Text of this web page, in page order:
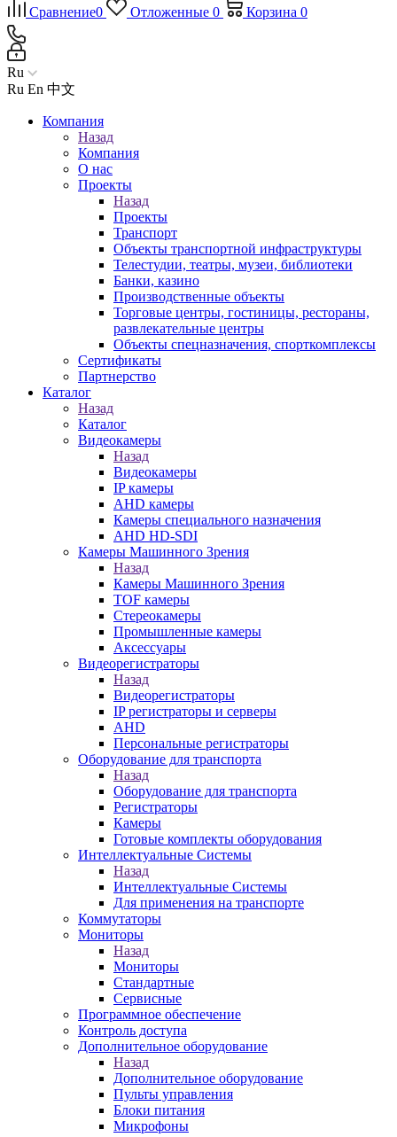
Сравнение0 Отложенные 0 Корзина 0
Ru
Ru En 中文
Компания
Назад
Компания
О нас
Проекты
Назад
Проекты
Транспорт
Объекты транспортной инфраструктуры
Телестудии, театры, музеи, библиотеки
Банки, казино
Производственные объекты
Торговые центры, гостиницы, рестораны,
развлекательные центры
Объекты спецназначения, спорткомплексы
Сертификаты
Партнерство
Каталог
Назад
Каталог
Видеокамеры
Назад
Видеокамеры
IP камеры
AHD камеры
Камеры специального назначения
AHD HD-SDI
Камеры Машинного Зрения
Назад
Камеры Машинного Зрения
TOF камеры
Стереокамеры
Промышленные камеры
Аксессуары
Видеорегистраторы
Назад
Видеорегистраторы
IP регистраторы и серверы
AHD
Персональные регистраторы
Оборудование для транспорта
Назад
Оборудование для транспорта
Регистраторы
Камеры
Готовые комплекты оборудования
Интеллектуальные Системы
Назад
Интеллектуальные Системы
Для применения на транспорте
Коммутаторы
Мониторы
Назад
Мониторы
Стандартные
Сервисные
Программное обеспечение
Контроль доступа
Дополнительное оборудование
Назад
Дополнительное оборудование
Пульты управления
Блоки питания
Микрофоны